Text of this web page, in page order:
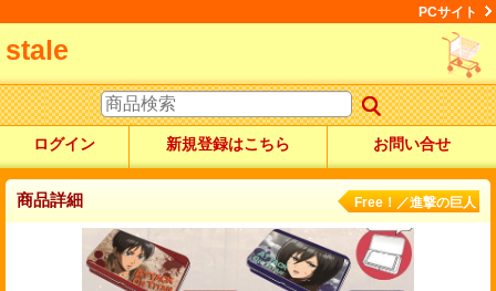
PCサイト
stale
ログイン 新規登録はこちら お問い合せ
商品詳細 Free！／進撃の巨人